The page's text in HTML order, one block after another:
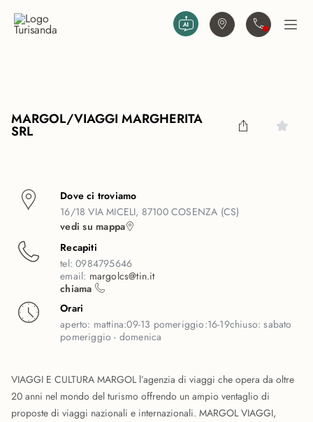
Trova agenziaContattaciApri
MARGOL/VIAGGI MARGHERITA
SRL
Dove ci troviamo
16/18 VIA MICELI, 87100 COSENZA (CS)
vedi su mappa
Recapiti
tel:0984795646
email: margolcs@tin.it
chiama
Orari
aperto: mattina:09-13 pomeriggio:16-19chiuso:sabato
pomeriggio - domenica
VIAGGI E CULTURA MARGOL l’agenzia di viaggi che opera da oltre
20 anni nel mondo del turismo offrendo un ampio ventaglio di
proposte di viaggi nazionali e internazionali. MARGOL VIAGGI,